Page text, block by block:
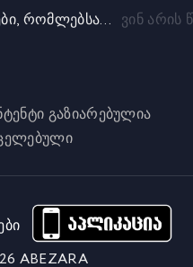
,,თურქი" მსახიობები, რომლებსაც სხვა წარმომავლობა აქვთ
გაზიარებულია
ABEZARA